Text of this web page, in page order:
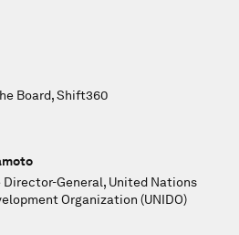
Board, Shift360
General, United Nations
Organization (UNIDO)